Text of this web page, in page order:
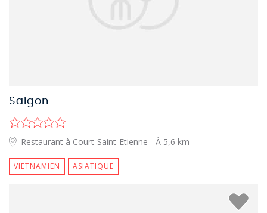
Saigon
Restaurant à Court-Saint-Etienne - À 5,6 km
VIETNAMIEN ASIATIQUE